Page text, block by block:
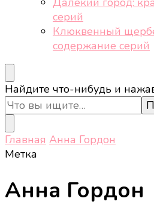
серий
Клюквенный
содержание серий
Ищите
что-
то?
Найдите что-нибудь и
Главная Анна Гордон
Метка
Анна Гордон